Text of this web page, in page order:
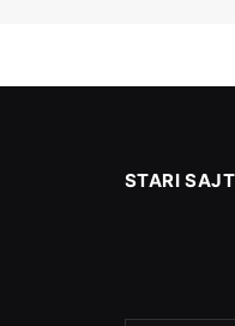
STARI SAJT